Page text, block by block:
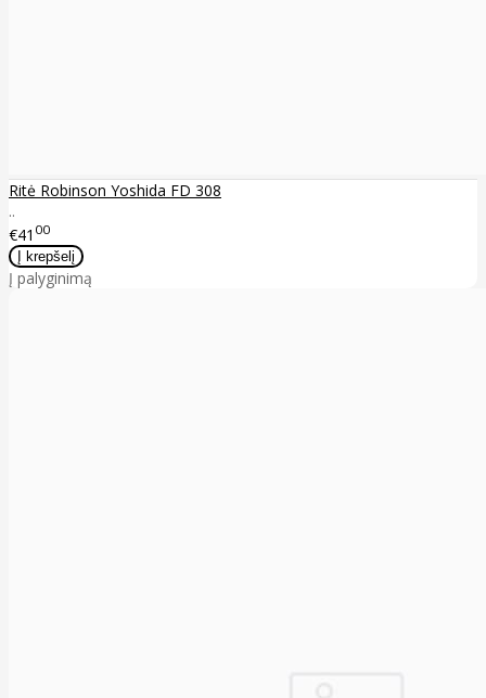
Ritė Robinson Yoshida FD 308
..
€41 00
Į palyginimą